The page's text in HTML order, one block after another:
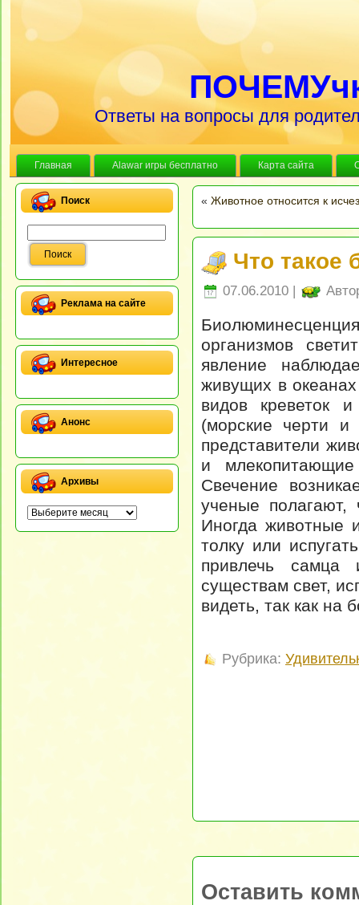
Ответы на вопросы для
Главная Alawar игры бесплатно Карта сайта
Поиск
Реклама на сайте
Интересное
Анонс
Архивы
« Животное относится к
Что такое
07.06.2010 |
организмов
явление
живущих в
видов креветок
(морские черти и
представители
и
Свечение
ученые полагают,
Иногда животные
толку или
привлечь самца
существам свет,
видеть, так как на
Рубрика:
Оставить